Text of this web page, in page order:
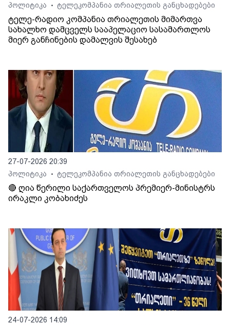
პოლიტიკა
• ტელეკომპანია თრიალეთის განცხადებები
ტელე-რადიო კომპანია თრიალეთის მიმართვა
სახალხო დამცველს სააპელაციო სასამართლოს
მიერ განჩინების დამალვის შესახებ
27-07-2026 20:39
პოლიტიკა
• ტელეკომპანია თრიალეთის განცხადებები
🔴 ღია წერილი საქართველოს პრემიერ-მინისტრს
ირაკლი კობახიძეს
24-07-2026 14:09